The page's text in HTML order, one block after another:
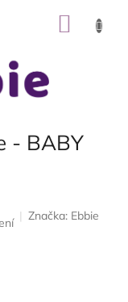
- BABY
Značka: Ebbie